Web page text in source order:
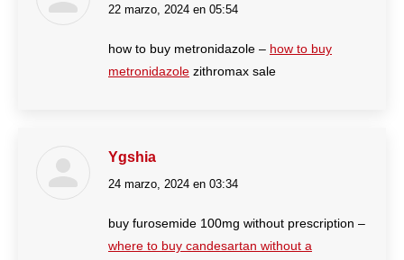
dice:
22 marzo, 2024 en 05:54
how to buy metronidazole – how to buy
metronidazole zithromax sale
Ygshia
dice:
24 marzo, 2024 en 03:34
buy furosemide 100mg without prescription –
where to buy candesartan without a